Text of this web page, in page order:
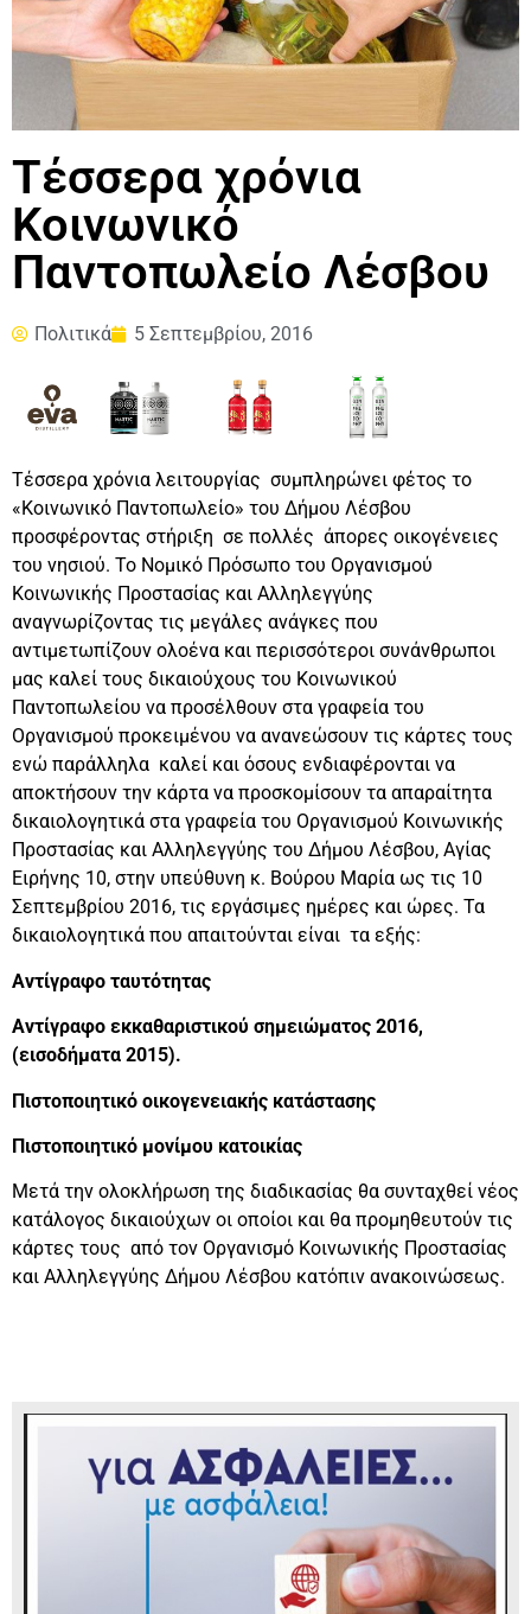
Τέσσερα χρόνια
Kοινωνικό
Παντοπωλείο Λέσβου
Πολιτικά 5 Σεπτεμβρίου, 2016
Τέσσερα χρόνια λειτουργίας συμπληρώνει φέτος το
«Κοινωνικό Παντοπωλείο» του Δήμου Λέσβου
προσφέροντας στήριξη σε πολλές άπορες οικογένειες
του νησιού. Το Νομικό Πρόσωπο του Οργανισμού
Κοινωνικής Προστασίας και Αλληλεγγύης
αναγνωρίζοντας τις μεγάλες ανάγκες που
αντιμετωπίζουν ολοένα και περισσότεροι συνάνθρωποι
μας καλεί τους δικαιούχους του Κοινωνικού
Παντοπωλείου να προσέλθουν στα γραφεία του
Οργανισμού προκειμένου να ανανεώσουν τις κάρτες τους
ενώ παράλληλα καλεί και όσους ενδιαφέρονται να
αποκτήσουν την κάρτα να προσκομίσουν τα απαραίτητα
δικαιολογητικά στα γραφεία του Οργανισμού Κοινωνικής
Προστασίας και Αλληλεγγύης του Δήμου Λέσβου, Αγίας
Ειρήνης 10, στην υπεύθυνη κ. Βούρου Μαρία ως τις 10
Σεπτεμβρίου 2016, τις εργάσιμες ημέρες και ώρες. Τα
δικαιολογητικά που απαιτούνται είναι τα εξής:
Αντίγραφο ταυτότητας
Αντίγραφο εκκαθαριστικού σημειώματος 2016,
(εισοδήματα 2015).
Πιστοποιητικό οικογενειακής κατάστασης
Πιστοποιητικό μονίμου κατοικίας
Μετά την ολοκλήρωση της διαδικασίας θα συνταχθεί νέος
κατάλογος δικαιούχων οι οποίοι και θα προμηθευτούν τις
κάρτες τους από τον Οργανισμό Κοινωνικής Προστασίας
και Αλληλεγγύης Δήμου Λέσβου κατόπιν ανακοινώσεως.